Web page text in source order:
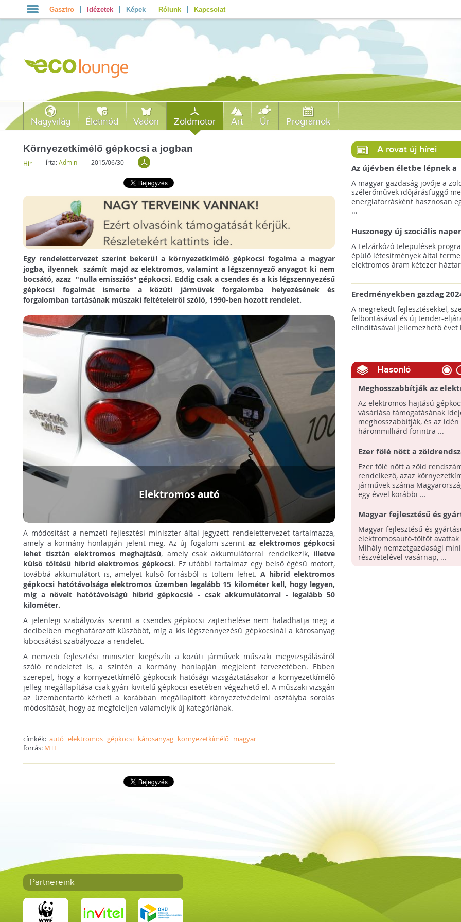
Gasztro Idézetek Képek Rólunk Kapcsolat
Nagyvilág Életmód Vadon Zöldmotor Art Űr Programok
Környezetkímélő gépkocsi a jogban
Hír írta:Admin 2015/06/30
Egy rendelettervezet szerint bekerül a környezetkímélő gépkocsi fogalma a magyar
jogba, ilyennek számít majd az elektromos, valamint a légszennyező anyagot ki nem
bocsátó, azaz "nulla emissziós" gépkocsi. Eddig csak a csendes és a kis légszennyezésű
gépkocsi fogalmát ismerte a közúti járművek forgalomba helyezésének és
forgalomban tartásának műszaki feltételeiről szóló, 1990-ben hozott rendelet.
Elektromos autó
A módosítást a nemzeti fejlesztési miniszter által jegyzett rendelettervezet tartalmazza,
amely a kormány honlapján jelent meg. Az új fogalom szerintaz elektromos gépkocsi
lehet tisztán elektromos meghajtású, amely csak akkumulátorral rendelkezik, illetve
külső töltésű hibrid elektromos gépkocsi. Ez utóbbi tartalmaz egy belső égésű motort,
továbbá akkumulátort is, amelyet külső forrásból is tölteni lehet.A hibrid elektromos
gépkocsi hatótávolsága elektromos üzemben legalább 15 kilométer kell, hogy legyen,
míg a növelt hatótávolságú hibrid gépkocsié - csak akkumulátorral - legalább 50
kilométer.
A jelenlegi szabályozás szerint a csendes gépkocsi zajterhelése nem haladhatja meg a
decibelben meghatározott küszöböt, míg a kis légszennyezésű gépkocsinál a károsanyag
kibocsátást szabályozza a rendelet.
A nemzeti fejlesztési miniszter kiegészíti a közúti járművek műszaki megvizsgálásáról
szóló rendeletet is, a szintén a kormány honlapján megjelent tervezetében. Ebben
szerepel, hogy a környezetkímélő gépkocsik hatósági vizsgáztatásakor a környezetkímélő
jelleg megállapítása csak gyári kivitelű gépkocsi esetében végezhető el. A műszaki vizsgán
az üzembentartó kérheti a korábban megállapított környezetvédelmi osztályba sorolás
módosítását, hogy az megfeleljen valamelyik új kategóriának.
címkék:autó elektromos gépkocsi károsanyag környezetkímélő magyar
forrás: MTI
A rovat új hírei
Az újévben életbe lépnek a
szélerőművek telepítését
megkönnyítő rendelkezések
A magyar gazdaság jövője a
szélerőművek időjárásfüggő
energiaforrásként hasznosan
...
Huszonegy új szociális
hátrányos helyzetű
külterületén!
A Felzárkózó települések
épülő létesítmények által
elektromos áram kétezer
Eredményekben gazdag
az amerikai tengeri
A megrekedt fejlesztésekkel,
felbontásával és új tender-
elindításával jellemezhető évet
Hasonló
Meghosszabbítják az
autók vásárlásának
Az elektromos hajtású
vásárlása támogatásának
meghosszabbítják, és az
hárommilliárd forintra ...
Ezer fölé nőtt a
autók száma
Ezer fölé nőtt a zöld
rendelkező, azaz
járművek száma
egy évvel korábbi ...
Magyar fejlesztésű és
elektromosautó-töltőt
Budapesten
Magyar fejlesztésű és
elektromosautó-töltőt avattak
Mihály nemzetgazdasági
részvételével vasárnap, ...
Partnereink